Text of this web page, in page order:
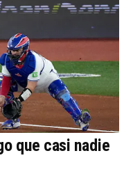
que casi nadie